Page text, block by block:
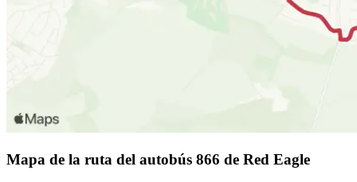
Mapa de la ruta del autobús 866 de Red Eagle